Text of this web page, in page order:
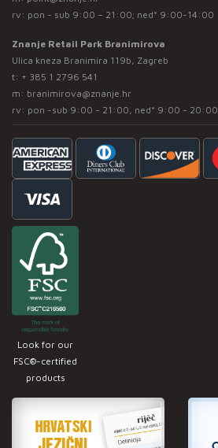
rv: pon - sub 9:00 – 21:00; ned* 9:00-14:00
Znanje Retail Park Branimirova
Ulica kneza Branimira 119b, Zagreb
t: + 385 1 2796 541
m: branimirova@znanje.hr
rv: pon -sub 9:00 - 21:00, ned* 9:00 - 20:00
Look for our
FSC®-certified
products